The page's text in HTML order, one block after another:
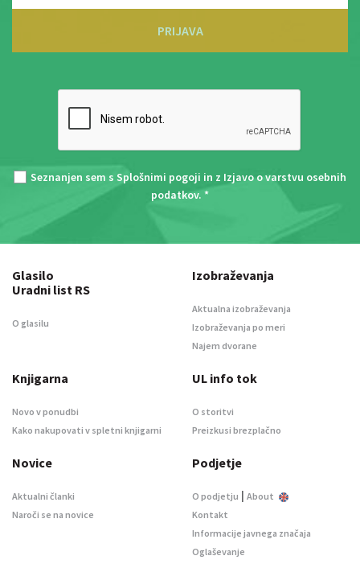
PRIJAVA
Seznanjen sem s Splošnimi pogoji in z Izjavo o varstvu osebnih
podatkov. *
Glasilo
Uradni list RS
O glasilu
Izobraževanja
Aktualna izobraževanja
Izobraževanja po meri
Najem dvorane
Knjigarna
Novo v ponudbi
Kako nakupovati v spletni knjigarni
UL info tok
O storitvi
Preizkusi brezplačno
Novice
Aktualni članki
Naroči se na novice
Podjetje
O podjetju | About
Kontakt
Informacije javnega značaja
Oglaševanje